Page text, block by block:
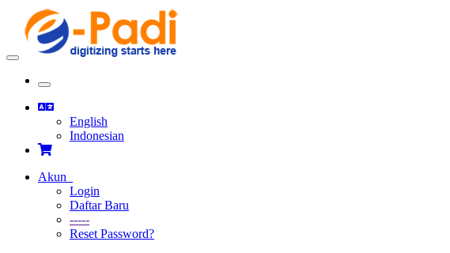
Toggle
Toggle
navigation
English
Indonesian
Akun
Login
Daftar Baru
-----
Reset Password?